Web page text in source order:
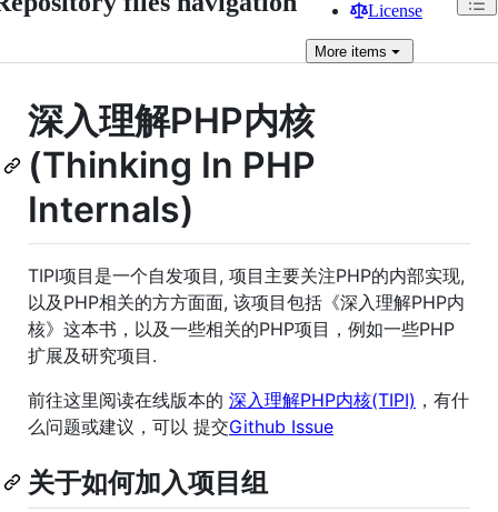
License
More items
深入理解PHP内核
(Thinking In PHP
Internals)
TIPI项目是一个自发项目, 项目主要关注PHP的内部实现,
以及PHP相关的方方面面, 该项目包括《深入理解PHP内
核》这本书，以及一些相关的PHP项目，例如一些PHP
扩展及研究项目.
前往这里阅读在线版本的 深入理解PHP内核(TIPI) ，有什
么问题或建议，可以 提交Github Issue
关于如何加入项目组